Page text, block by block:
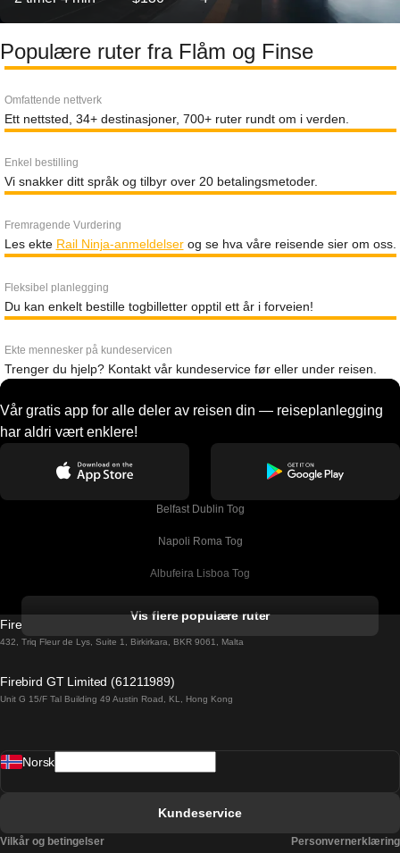
Populære ruter fra Flåm og Finse
Omfattende nettverk
Ett nettsted, 34+ destinasjoner, 700+ ruter rundt om i verden.
Enkel bestilling
Vi snakker ditt språk og tilbyr over 20 betalingsmetoder.
Fremragende Vurdering
Les ekte Rail Ninja-anmeldelserog se hva våre reisende sier om oss.
Fleksibel planlegging
Du kan enkelt bestille togbilletter opptil ett år i forveien!
Ekte mennesker på kundeservicen
Trenger du hjelp? Kontakt vår kundeservice før eller under reisen.
Vår gratis app for alle deler av reisen din — reiseplanlegging
har aldri vært enklere!
Belfast Dublin Tog
Napoli Roma Tog
Albufeira Lisboa Tog
Barcelona Madrid Tog
Barcelona Sevilla Tog
Vis flere populære ruter
Firebird GT Limited (OC 1451)
432, Triq Fleur de Lys, Suite 1, Birkirkara, BKR 9061, Malta
Firebird GT Limited (61211989)
Unit G 15/F Tal Building 49 Austin Road, KL, Hong Kong
Norsk
Kundeservice
Vilkår og betingelser Personvernerklæring